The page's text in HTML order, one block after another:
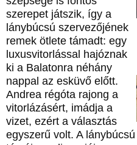
szerepet játszik, így a
lánybúcsú szervezőjének
remek ötlete támadt: egy
luxusvitorlással hajóznak
ki a Balatonra néhány
nappal az esküvő előtt.
Andrea régóta rajong a
vitorlázásért, imádja a
vizet, ezért a választás
egyszerű volt. A lánybúcsú